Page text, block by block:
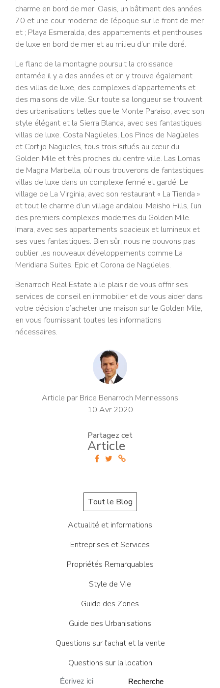
charme en bord de mer. Oasis, un bâtiment des années
70 et une cour moderne de l’époque sur le front de mer
et ; Playa Esmeralda, des appartements et penthouses
de luxe en bord de mer et au milieu d’un mile doré.
Le flanc de la montagne poursuit la croissance
entamée il y a des années et on y trouve également
des villas de luxe, des complexes d’appartements et
des maisons de ville. Sur toute sa longueur se trouvent
des urbanisations telles que le Monte Paraiso, avec son
style élégant et la Sierra Blanca, avec ses fantastiques
villas de luxe. Costa Nagüeles, Los Pinos de Nagüeles
et Cortijo Nagüeles, tous trois situés au cœur du
Golden Mile et très proches du centre ville. Las Lomas
de Magna Marbella, où nous trouverons de fantastiques
villas de luxe dans un complexe fermé et gardé. Le
village de La Virginia, avec son restaurant « La Tienda »
et tout le charme d’un village andalou. Meisho Hills, l’un
des premiers complexes modernes du Golden Mile.
Imara, avec ses appartements spacieux et lumineux et
ses vues fantastiques. Bien sûr, nous ne pouvons pas
oublier les nouveaux développements comme La
Meridiana Suites, Epic et Corona de Nagüeles.
Benarroch Real Estate a le plaisir de vous offrir ses
services de conseil en immobilier et de vous aider dans
votre décision d’acheter une maison sur le Golden Mile,
en vous fournissant toutes les informations
nécessaires.
Article par Brice Benarroch Mennessons
10 Avr 2020
Partagez cet
Article
Tout le Blog
Actualité et informations
Entreprises et Services
Propriétés Remarquables
Style de Vie
Guide des Zones
Guide des Urbanisations
Questions sur l'achat et la vente
Questions sur la location
Recherche